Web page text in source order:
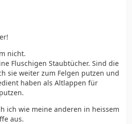
nicht.
Fluschigen Staubtücher. Sind die
sie weiter zum Felgen putzen und
haben als Altlappen für
ich wie meine anderen in heissem
aus.